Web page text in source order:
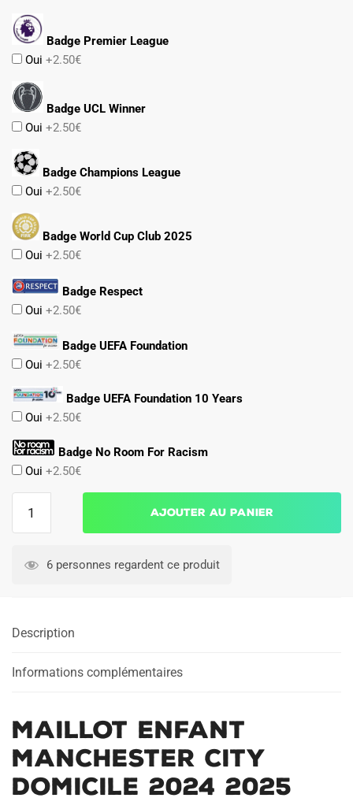
Badge Premier League
Oui +2.50€
Badge UCL Winner
Oui +2.50€
Badge Champions League
Oui +2.50€
Badge World Cup Club 2025
Oui +2.50€
Badge Respect
Oui +2.50€
Badge UEFA Foundation
Oui +2.50€
Badge UEFA Foundation 10 Years
Oui +2.50€
Badge No Room For Racism
Oui +2.50€
Enfant
2024
Ajouter au panier
6 personnes regardent ce produit
Description
Informations complémentaires
Maillot Enfant
Manchester City
Domicile 2024 2025